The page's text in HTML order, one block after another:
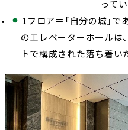
ってい
1フロア＝「自分の城」
のエレベーターホールは
トで構成された落ち着い